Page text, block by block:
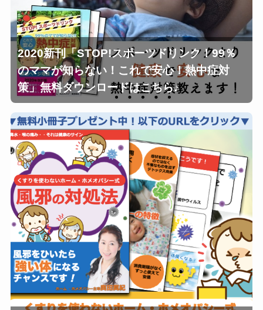
2020新刊「STOP!スポーツドリンク！99％
のママが知らない！これで安心！熱中症対
策」無料ダウンロードはこちら♪